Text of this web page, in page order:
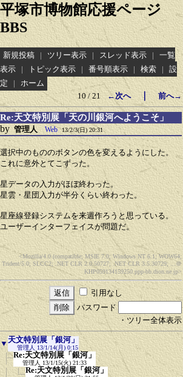
平塚市博物館応援ページ
BBS
新規投稿 | ツリー表示 | スレッド表示 |
一覧
表示
| トピック表示 | 番号順表示 | 検索 |
設
定
|
ホーム
10 / 21
←次へ｜ 前へ→
Re:天文特別展「天の川銀河へようこそ」
by 管理人 Web 13/2/3(日) 20:31
選択中のもののボタンの色を変えるようにした。
これに意外とてこずった。
星データの入力がほぼ終わった。
星雲・星団入力が半分くらい終わった。
星座線登録システムを来週作ろうと思っている。
ユーザーインターフェイスが問題だ。
<Mozilla/4.0 (compatible; MSIE 7.0; Windows NT 6.1; WOW64;
Trident/5.0; SLCC2; .NET CLR 2.0.50727; .NET CLR 3.5.30729; ... ＠
KHP059134159250.ppp-bb.dion.ne.jp>
引用なし
パスワード
・ツリー全体表示
▼ 天文特別展「銀河」
管理人 13/1/14(月) 0:15
Re:天文特別展「銀河」
管理人 13/1/15(火) 21:33
Re:天文特別展「銀河」